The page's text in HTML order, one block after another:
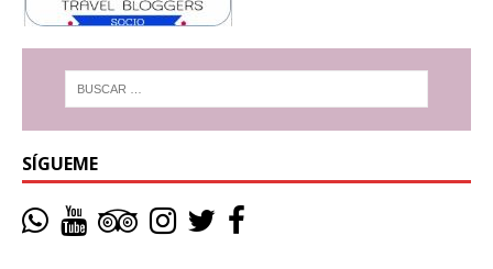
SÍGUEME